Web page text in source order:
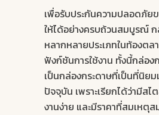
เพื่อรับประกันความปลอดภัย
ให้ได้อย่างครบถ้วนสมบูรณ์
หลากหลายประเภทในท้องตล
ฟังก์ชันการใช้งาน ทั้งนี้กล่อง
เป็นกล่องกระดาษที่เป็นที่นิย
ปัจจุบัน เพราะเรียกได้ว่ามีสไ
งานง่าย และมีราคาที่สมเหตุ